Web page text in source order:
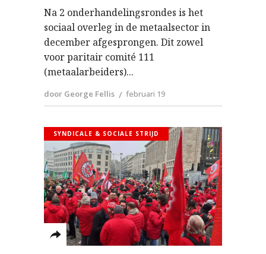
Na 2 onderhandelingsrondes is het
sociaal overleg in de metaalsector in
december afgesprongen. Dit zowel
voor paritair comité 111
(metaalarbeiders)
door George Fellis februari 19
SYNDICALE & SOCIALE STRIJD